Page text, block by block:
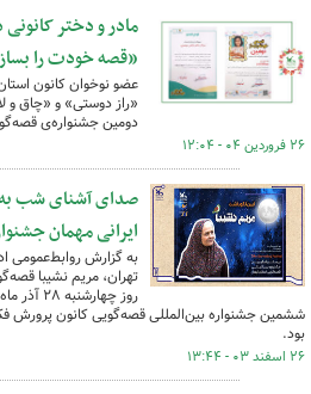
مادر و دختر
«قصه خودت را
عضو نوخوان کانون
«راز دوستی» و «چاق و
دومین جشنواره‌ی
۲۶ فروردین ۰۴ - ۱۲:۰۴
صدای آشنای شب به
ایرانی مهمان
به گزارش روابط‌عمومی
تهران، مریم نشیبا
ششمین جشنواره بین‌المللی قصه‌گویی کانون پرورش
بود.
۲۶ اسفند ۰۳ - ۱۳:۴۴